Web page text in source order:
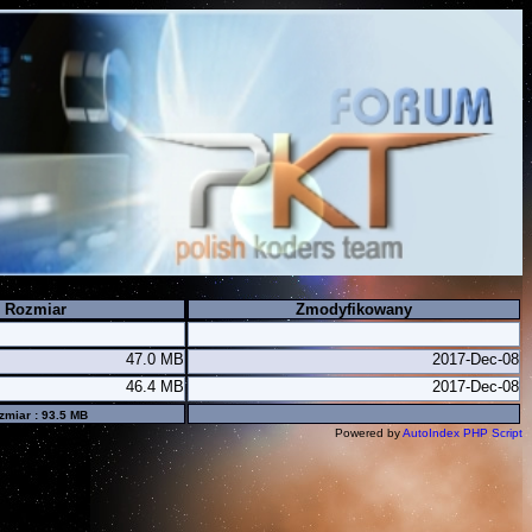
Rozmiar Zmodyfikowany
47.0 MB
2017-Dec-08
46.4 MB
2017-Dec-08
: 93.5 MB
Powered byAutoIndex PHP Script